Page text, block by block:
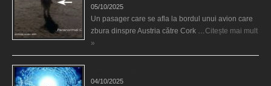
05/10/2025
Un pasager care se afla la bordul unui avion care
zbura dinspre Austria către Cork …Citește mai mult
»
04/10/2025